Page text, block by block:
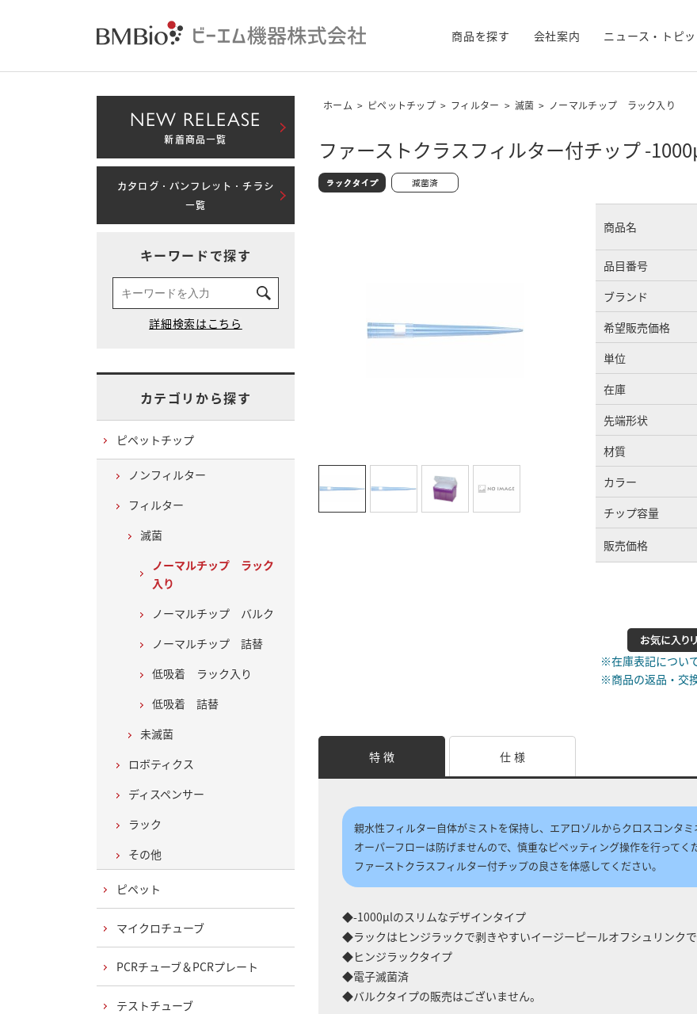
商品を探す 会社案内 ニュース・トピ
ホーム > ピペットチップ > フィルター > 滅菌 > ノーマルチップ ラック入り
ファーストクラスフィルター付チップ -
商品名
品目番号
ブランド
希望販売価格
単位
在庫
先端形状
材質
カラー
チップ容量
販売価格
※在庫表記につい
※商品の返品・交
特 徴 仕 様
親水性フィルター自体がミストを保持し、エアロゾルからクロスコンタミ
オーパーフローは防げませんので、慎重なピペッティング操作を行ってく
ファーストクラスフィルター付チップの良さを体感してください。
◆-1000μlのスリムなデザインタイプ
◆ラックはヒンジラックで剥きやすいイージーピールオフシュリンクで
◆ヒンジラックタイプ
◆電子滅菌済
◆バルクタイプの販売はございません。
NEW RELEASE
新着商品一覧
カタログ・パンフレット・チラシ
一覧
キーワードで探す
カテゴリから探す
ピペットチップ
ノンフィルター
フィルター
滅菌
ノーマルチップ ラック
入り
ノーマルチップ バルク
ノーマルチップ 詰替
低吸着 ラック入り
低吸着 詰替
未滅菌
ロボティクス
ディスペンサー
ラック
その他
ピペット
マイクロチューブ
PCRチューブ＆PCRプレート
テストチューブ